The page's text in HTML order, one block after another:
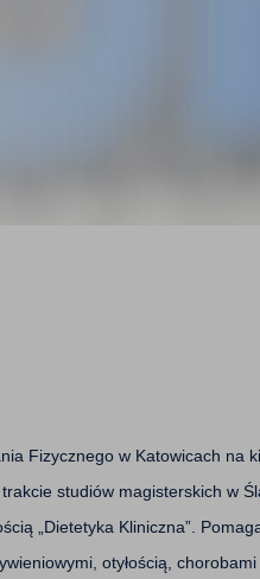
Fizycznego w Katowicach na
studiów magisterskich w
„Dietetyka Kliniczna”.
otyłością,